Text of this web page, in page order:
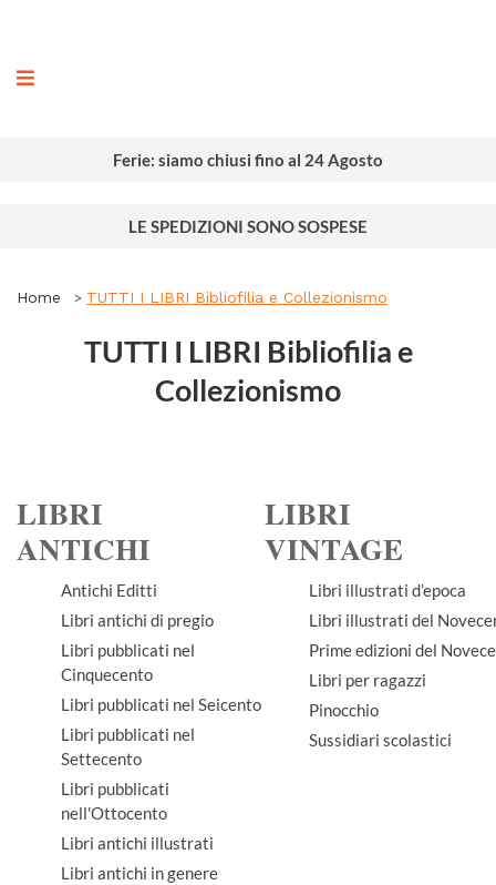
Ferie: siamo chiusi fino al 24 Agosto
LE SPEDIZIONI SONO SOSPESE
Home TUTTI I LIBRI Bibliofilia e Collezionismo
TUTTI I LIBRI Bibliofilia e
Collezionismo
LIBRI
ANTICHI
Antichi Editti
Libri antichi di pregio
Libri pubblicati nel
Cinquecento
Libri pubblicati nel Seicento
Libri pubblicati nel
Settecento
Libri pubblicati
nell'Ottocento
Libri antichi illustrati
Libri antichi in genere
LIBRI
VINTAGE
Libri illustrati d’epoca
Libri illustrati del
Prime edizioni del
Libri per ragazzi
Pinocchio
Sussidiari scolastici